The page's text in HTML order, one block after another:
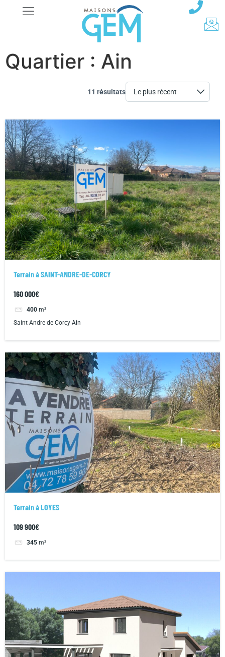
Quartier : Ain
11 résultats
Terrain à SAINT-ANDRE-DE-CORCY
160 000€
400 m²
Saint Andre de Corcy Ain
Terrain à LOYES
109 900€
345 m²